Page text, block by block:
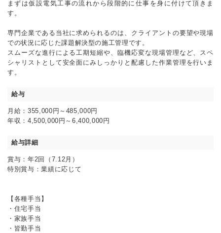
まずは仮設電気工事の流れから段階的に仕事を身に付けて頂きま
す。
専門企業である当社に求められるのは、クライアントの要望や現場
での状況に応じた課題解決型の施工管理です。
スムーズな進行による工期短縮や、臨機応変な現場管理など、スペ
シャリストとして安全面にみしっかりと配慮した作業管理を行いま
す。
給与
月給：355,000円～485,000円
年収：4,500,000円～6,400,000円
給与詳細
賞与：年2回（7.12月）
特別賞与：業績に応じて
【各種手当】
・住宅手当
・家族手当
・皆勤手当